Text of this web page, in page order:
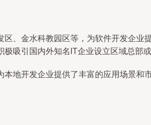
、金水科教园区等，为软件开发企业
吸引国内外知名IT企业设立区域总部或
地开发企业提供了丰富的应用场景和市